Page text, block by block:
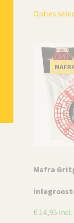
Opties
Mafra
€ 14,95